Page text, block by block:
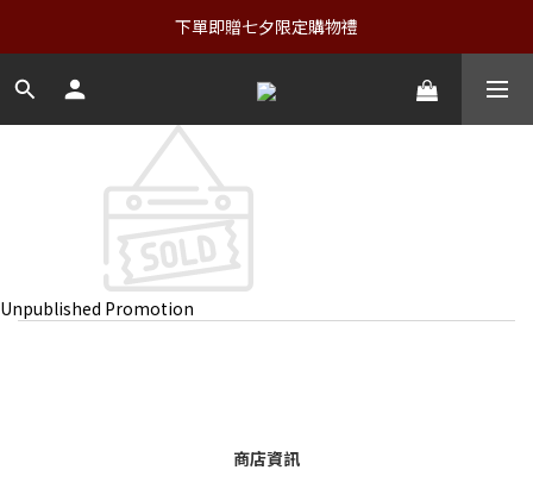
下單即贈七夕限定購物禮
Unpublished Promotion
商店資訊